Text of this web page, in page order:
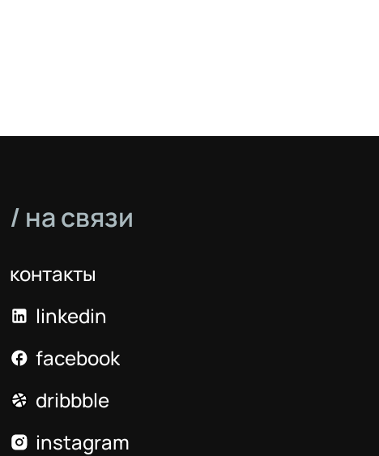
/ на связи
контакты
linkedin
facebook
dribbble
instagram